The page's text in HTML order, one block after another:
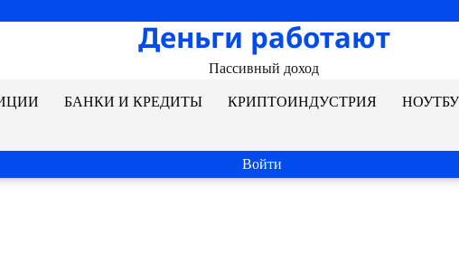
Деньги работают
Пассивный доход
БАНКИ И КРЕДИТЫ КРИПТОИНДУСТРИЯ
Войти